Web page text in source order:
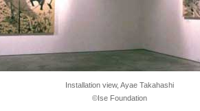
Installation view, Ayae Takahashi
©Ise Foundation